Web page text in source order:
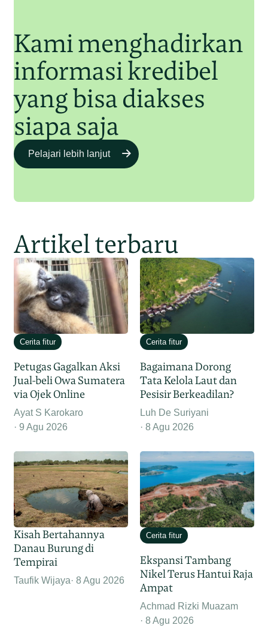
Kami menghadirkan
informasi kredibel
yang bisa diakses
siapa saja
Pelajari lebih lanjut
Artikel terbaru
Cerita fitur
Petugas Gagalkan Aksi
Jual-beli Owa Sumatera
via Ojek Online
Ayat S Karokaro
9 Agu 2026
Cerita fitur
Bagaimana Dorong
Tata Kelola Laut dan
Pesisir Berkeadilan?
Luh De Suriyani
8 Agu 2026
Kisah Bertahannya
Danau Burung di
Tempirai
Taufik Wijaya 8 Agu 2026
Cerita fitur
Ekspansi Tambang
Nikel Terus Hantui Raja
Ampat
Achmad Rizki Muazam
8 Agu 2026